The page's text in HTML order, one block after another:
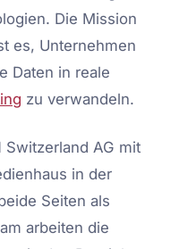
Die Mission
es, Unternehmen
Daten in reale
zu verwandeln.
Switzerland AG mit
in der
Seiten als
arbeiten die